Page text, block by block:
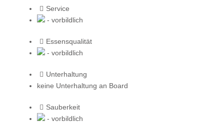
Service
- vorbildlich
Essensqualität
- vorbildlich
Unterhaltung
keine Unterhaltung an Board
Sauberkeit
- vorbildlich